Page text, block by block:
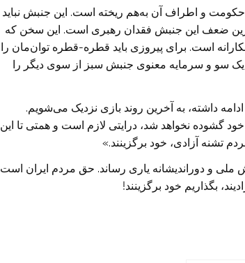
و اطراف آن به‌هم ریخته است. این جنبش نباید
ضعف این جنبش فقدان رهبری است. این سخن که
است. برای پیروزی باید قطره-قطره توان‌مان را
سو و سرمایه معنوی جنبش سبز از سوی دیگر را
داشته، به آخرین روند بازی نزدیک می‌شویم.
گشوده نخواهد شد، درایتی لازم است و همتی تا این
تشنه آزادی، خود برگزینند.»
ملی و دوراندیشانه یاری رساند. حق مردم ایران است
بگذاریم خود برگزینند!